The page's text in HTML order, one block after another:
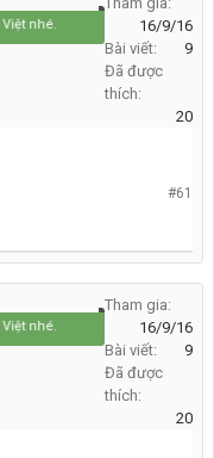
nhé.
16/9/16
Bài viết:
9
Đã được
thích:
20
#61
nhé.
Tham gia:
16/9/16
Bài viết:
9
Đã được
thích:
20